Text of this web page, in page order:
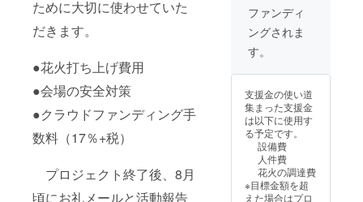
ために大切に使わせていた
だきます。
●花火打ち上げ費用
●会場の安全対策
●クラウドファンディング手
数料（17％+税）
プロジェクト終了後、8月
頃にお礼メールと活動報告
望され
るお名
前をご
※自治体
版クラ
ウド
ファン
ディン
グ（ふ
るさと
納税）
とは異
なり、
演出し
ます。
※このリ
円のリ
と同じ
内容に
なりま
す。 ※
特設
ページ
にてお
名前の
ファンディ
ングされま
す。
支援金の使い道
集まった支援金
は以下に使用す
る予定です。
設備費
人件費
花火の調達費
※目標金額を超
えた場合はプロ